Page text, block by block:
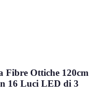
Fibre Ottiche 120cm
16 Luci LED di 3